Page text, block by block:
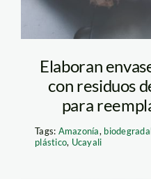
Elaboran
con residuos
para
Tags: Amazonía,
plástico, Ucayali